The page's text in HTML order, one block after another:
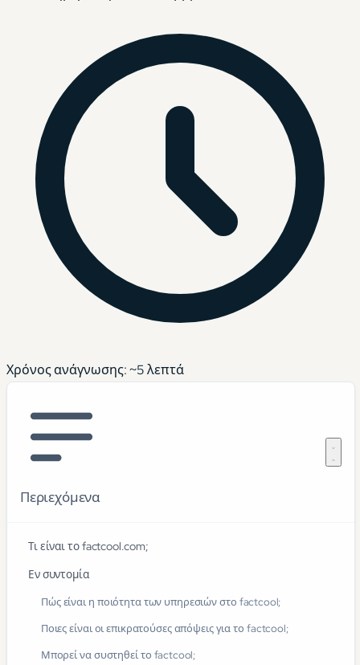
Χρόνος ανάγνωσης: ~5λεπτά
Περιεχόμενα
Τι είναι το factcool.com;
Εν συντομία
Πώς είναι η ποιότητα των υπηρεσιών στο factcool;
Ποιες είναι οι επικρατούσες απόψεις για το factcool;
Μπορεί να συστηθεί το factcool;